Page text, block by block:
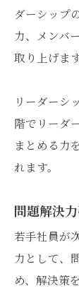
ダーシップ
力、メンバ
取り上げます
リーダーシ
階でリーダ
まとめる力
れます。
問題解決
若手社員が
力として、
め、解決策